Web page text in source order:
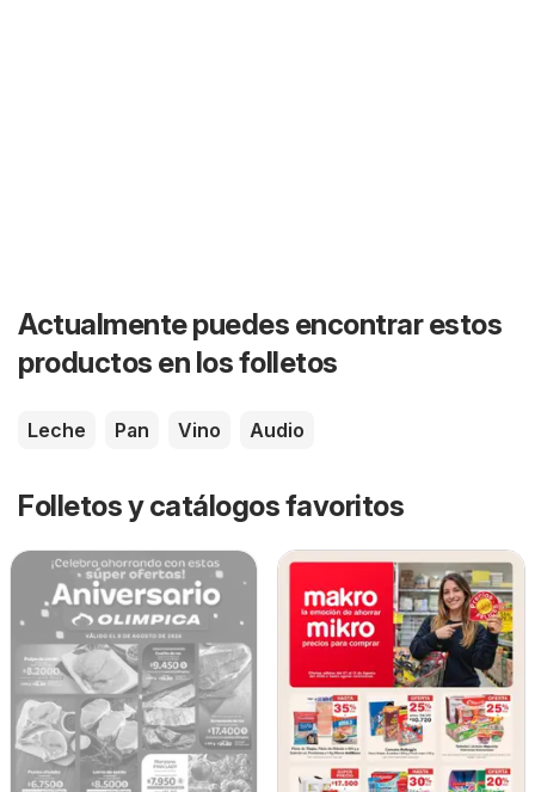
Actualmente puedes encontrar estos
productos en los folletos
Leche Pan Vino Audio
Folletos y catálogos favoritos